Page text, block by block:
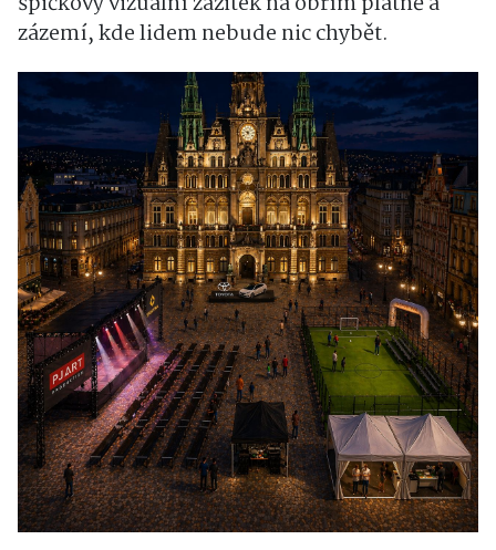
zázemí, kde lidem nebude nic chybět.